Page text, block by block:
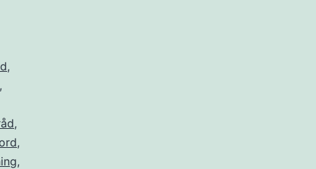
,
,
,
,
,